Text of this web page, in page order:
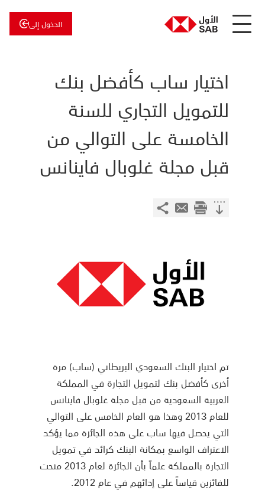
الدخول إلى
للاستثمار
اختيار ساب كأفضل بنك
للتمويل التجاري للسنة
الخامسة على التوالي من
قبل مجلة غلوبال فاينانس
تم اختيار البنك السعودي البريطاني (ساب) مرة
أخرى كأفضل بنك لتمويل التجارة في المملكة
العربية السعودية من قبل مجلة غلوبال فاينانس
للعام 2013 وهذا هو العام الخامس على التوالي
التي يحصل فيها ساب على هذه الجائزة مما يؤكد
الاعتراف الواسع بمكانة البنك كرائد في تمويل
التجارة بالمملكة علماً بأن الجائزة لعام 2013 منحت
للفائزين قياساً على إدائهم في عام 2012.